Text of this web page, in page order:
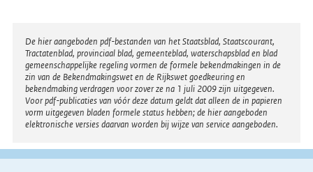
Disclaimer
De hier aangeboden pdf-bestanden van het Staatsblad, Staatscourant,
Tractatenblad, provinciaal blad, gemeenteblad, waterschapsblad en blad
gemeenschappelijke regeling vormen de formele bekendmakingen in de
zin van de Bekendmakingswet en de Rijkswet goedkeuring en
bekendmaking verdragen voor zover ze na 1 juli 2009 zijn uitgegeven.
Voor pdf-publicaties van vóór deze datum geldt dat alleen de in papieren
vorm uitgegeven bladen formele status hebben; de hier aangeboden
elektronische versies daarvan worden bij wijze van service aangeboden.